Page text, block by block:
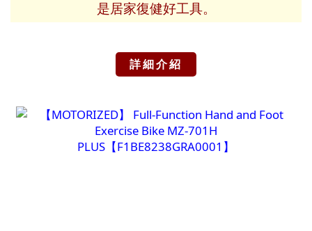
是居家復健好工具。
詳細介紹